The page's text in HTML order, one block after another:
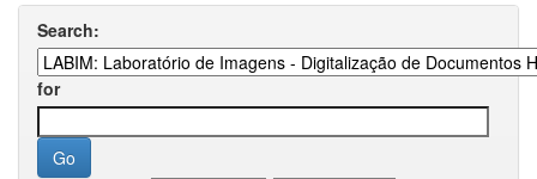
Search:
for